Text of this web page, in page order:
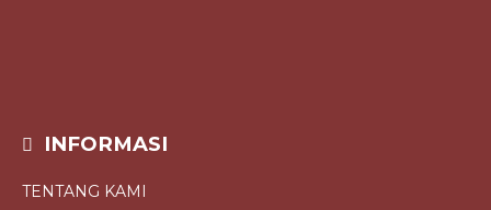
INFORMASI
TENTANG KAMI